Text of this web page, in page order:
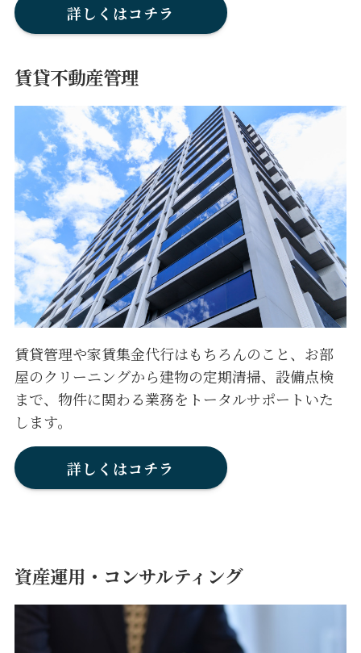
詳しくはコチラ
賃貸不動産管理
賃貸管理や家賃集金代行はもちろんのこと、お部
屋のクリーニングから建物の定期清掃、設備点検
まで、物件に関わる業務をトータルサポートいた
します。
詳しくはコチラ
資産運用・コンサルティング